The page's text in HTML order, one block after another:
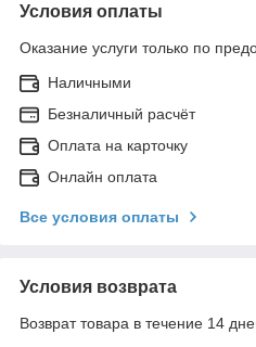
Условия оплаты
Оказание услуги только по
Наличными
Безналичный расчёт
Оплата на карточку
Онлайн оплата
Все условия оплаты
Условия возврата
Возврат товара в течение 14